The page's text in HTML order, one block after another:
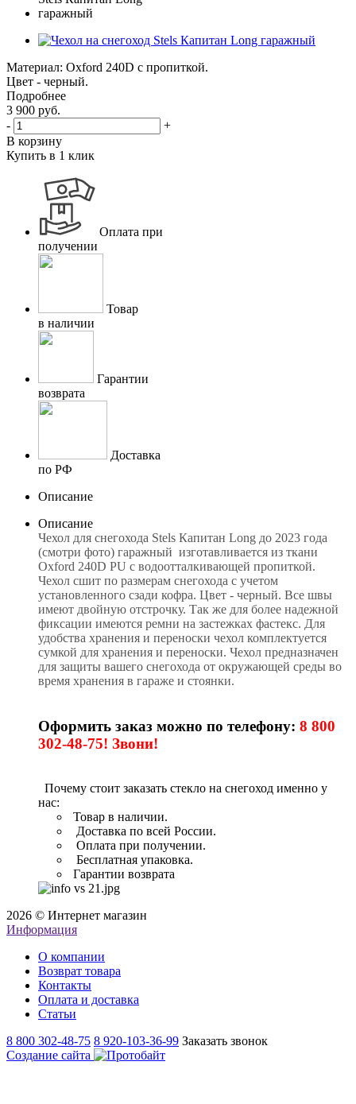
Материал: Oxford 240D с пропиткой.
Цвет - черный.
Подробнее
3 900 руб.
-
+
В корзину
Купить в 1 клик
Оплата при
получении
Товар
в наличии
Гарантии
возврата
Доставка
по РФ
Описание
Описание
Чехол для снегохода Stels Капитан Long до 2023 года
(смотри фото) гаражный изготавливается из ткани
Oxford 240D PU с водоотталкивающей пропиткой.
Чехол сшит по размерам снегохода с учетом
установленного сзади кофра. Цвет - черный. Все швы
имеют двойную отстрочку. Так же для более надежной
фиксации имеются ремни на застежках фастекс. Для
удобства хранения и переноски чехол комплектуется
сумкой для хранения и переноски. Чехол предназначен
для защиты вашего снегохода от окружающей среды во
время хранения в гараже и стоянки.
Оформить заказ можно по телефону: 8 800
302-48-75! Звони!
Почему стоит заказать стекло на снегоход именно у
нас:
Товар в наличии.
Доставка по всей России.
Оплата при получении.
Бесплатная упаковка.
Гарантии возврата
2026 © Интернет магазин
Информация
О компании
Возврат товара
Контакты
Оплата и доставка
Статьи
8 800 302-48-75 8 920-103-36-99 Заказать звонок
Создание сайта